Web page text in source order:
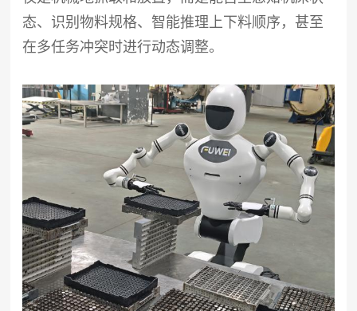
态、识别物料规格、智能推理上下料顺序，甚至
在多任务冲突时进行动态调整。